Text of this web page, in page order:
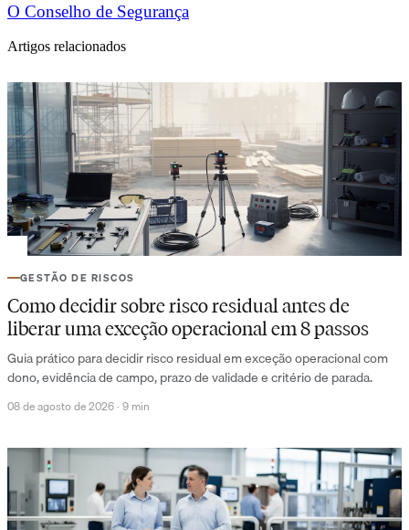
O Conselho de Segurança
Artigos relacionados
GESTÃO DE RISCOS
Como decidir sobre risco residual antes de
liberar uma exceção operacional em 8 passos
Guia prático para decidir risco residual em exceção operacional com
dono, evidência de campo, prazo de validade e critério de parada.
08 de agosto de 2026· 9 min